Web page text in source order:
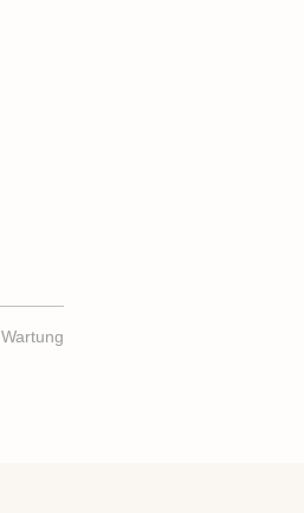
,Wartung